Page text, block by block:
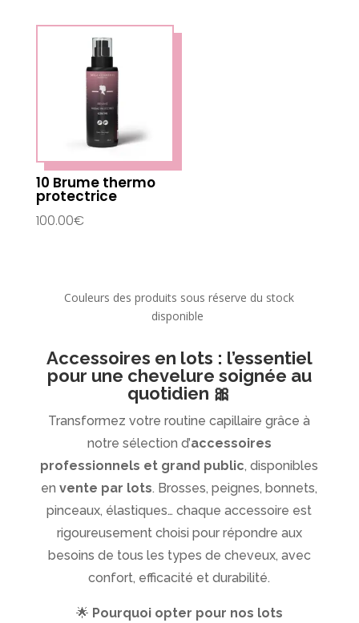
10 Brume thermo
protectrice
100.00€
Couleurs des produits sous réserve du stock
disponible
Accessoires en lots : l’essentiel
pour une chevelure soignée au
quotidien 🎀
Transformez votre routine capillaire grâce à
notre sélection d’accessoires
professionnels et grand public, disponibles
envente par lots. Brosses, peignes, bonnets,
pinceaux, élastiques… chaque accessoire est
rigoureusement choisi pour répondre aux
besoins de tous les types de cheveux, avec
confort, efficacité et durabilité.
🌟 Pourquoi opter pour nos lots